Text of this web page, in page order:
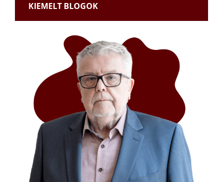
KIEMELT BLOGOK